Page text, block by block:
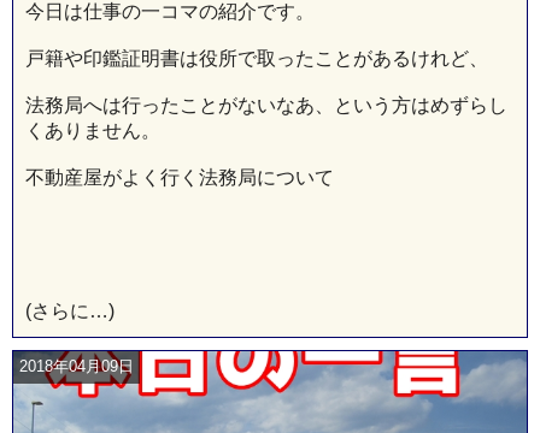
今日は仕事の一コマの紹介です。
戸籍や印鑑証明書は役所で取ったことがあるけれど、
法務局へは行ったことがないなあ、という方はめずらし
くありません。
不動産屋がよく行く法務局について
(さらに…)
2018年04月09日